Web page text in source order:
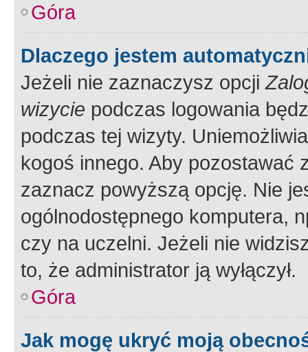
Góra
Dlaczego jestem
Jeżeli nie zaznaczysz opcji
wizycie podczas logowania
podczas tej wizyty.
kogoś innego. Aby pozostawać
zaznacz powyższą opcję. Nie
ogólnodostępnego komputera,
czy na uczelni. Jeżeli nie
to, że administrator ją wyłączył.
Góra
Jak mogę ukryć moją